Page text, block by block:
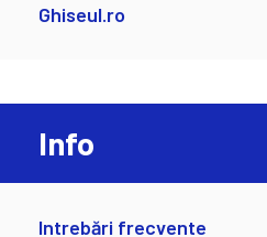
Ghiseul.ro
Info
Intrebări frecvente